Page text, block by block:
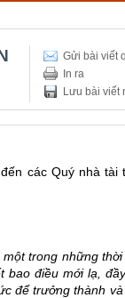
Gửi bài viết
In ra
Lưu bài viết
các Quý nhà tài
trong những
bao điều mới lạ,
để trưởng thành